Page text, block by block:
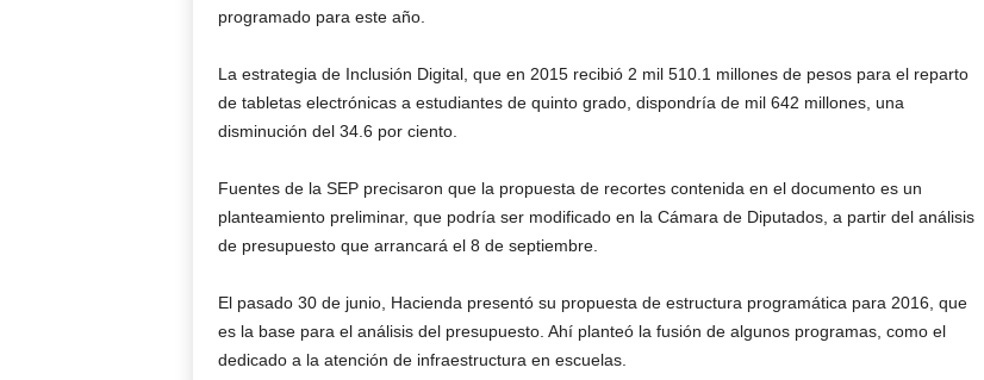
programado para este año.
La estrategia de Inclusión Digital, que en 2015 recibió 2 mil 510.1 millones de pesos para el reparto
de tabletas electrónicas a estudiantes de quinto grado, dispondría de mil 642 millones, una
disminución del 34.6 por ciento.
Fuentes de la SEP precisaron que la propuesta de recortes contenida en el documento es un
planteamiento preliminar, que podría ser modificado en la Cámara de Diputados, a partir del análisis
de presupuesto que arrancará el 8 de septiembre.
El pasado 30 de junio, Hacienda presentó su propuesta de estructura programática para 2016, que
es la base para el análisis del presupuesto. Ahí planteó la fusión de algunos programas, como el
dedicado a la atención de infraestructura en escuelas.